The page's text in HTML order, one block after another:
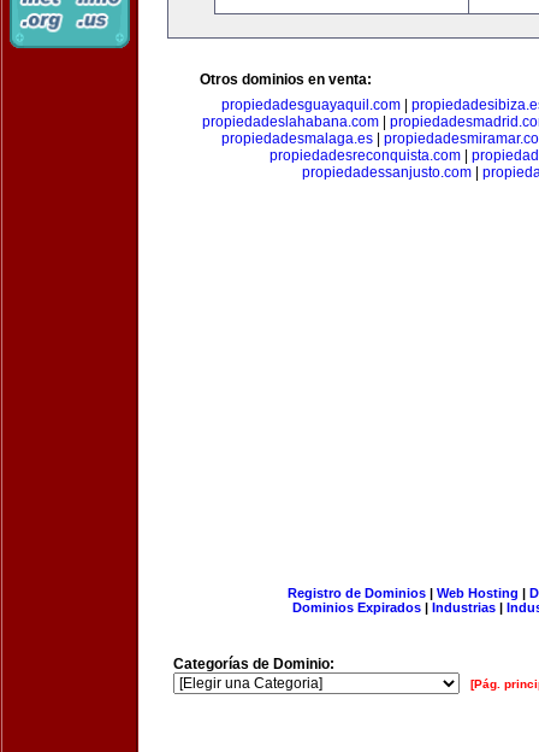
Otros dominios en venta:
propiedadesguayaquil.com
propiedadeslahabana.com|
propiedadesmalaga.es|
propiedadesreconquista.com
propiedadessanjusto.com
Registro de Dominios| Web Hosting |
Dominios Expirados | Industrias |
Categorías de Dominio:
[Pág.